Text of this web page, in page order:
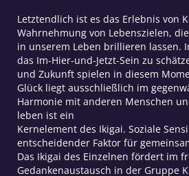
Letztendlich ist es das Erlebnis von
Wahrnehmung von Lebenszielen,
in unserem Leben brillieren lassen.
das Im-Hier-und-Jetzt-Sein zu
und Zukunft spielen in diesem
Glück liegt ausschließlich im
Harmonie mit anderen Menschen
leben ist ein
Kernelement des Ikigai. Soziale
entscheidender Faktor für
Das Ikigai des Einzelnen fördert im
Gedankenaustausch in der Gruppe